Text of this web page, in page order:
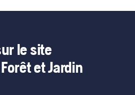
années. Notre guide
besoins.
le site
et Jardin